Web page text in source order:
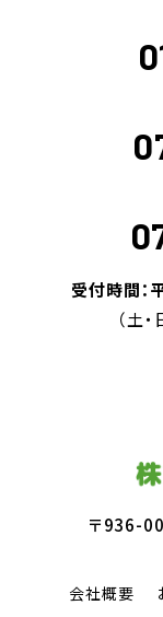
受付時間
（土
〒936-
会社概要